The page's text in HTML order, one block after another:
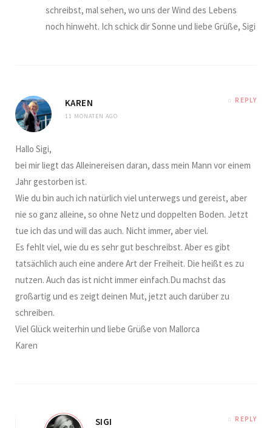
schreibst, mal sehen, wo uns der Wind des Lebens
noch hinweht. Ich schick dir Sonne und liebe Grüße, Sigi
KAREN
11 MONATEN AGO
REPLY
Hallo Sigi,
bei mir liegt das Alleinereisen daran, dass mein Mann vor einem
Jahr gestorben ist.
Wie du bin auch ich natürlich viel unterwegs und gereist, aber
nie so ganz alleine, so ohne Netz und doppelten Boden. Jetzt
tue ich das und will das auch. Nicht immer, aber viel.
Es fehlt viel, wie du es sehr gut beschreibst. Aber es gibt
tatsächlich auch eine andere Art der Freiheit. Die heißt es zu
nutzen. Auch das ist nicht immer einfach.Du machst das
großartig und es zeigt deinen Mut, jetzt auch darüber zu
schreiben.
Viel Glück weiterhin und liebe Grüße von Mallorca
Karen
SIGI REPLY